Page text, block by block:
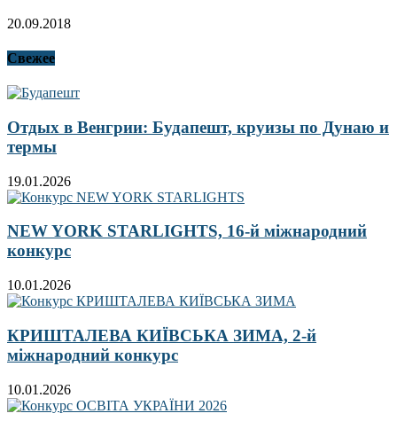
20.09.2018
Свежее
Отдых в Венгрии: Будапешт, круизы по Дунаю и
термы
19.01.2026
NEW YORK STARLIGHTS, 16-й міжнародний
конкурс
10.01.2026
КРИШТАЛЕВА КИЇВСЬКА ЗИМА, 2-й
міжнародний конкурс
10.01.2026